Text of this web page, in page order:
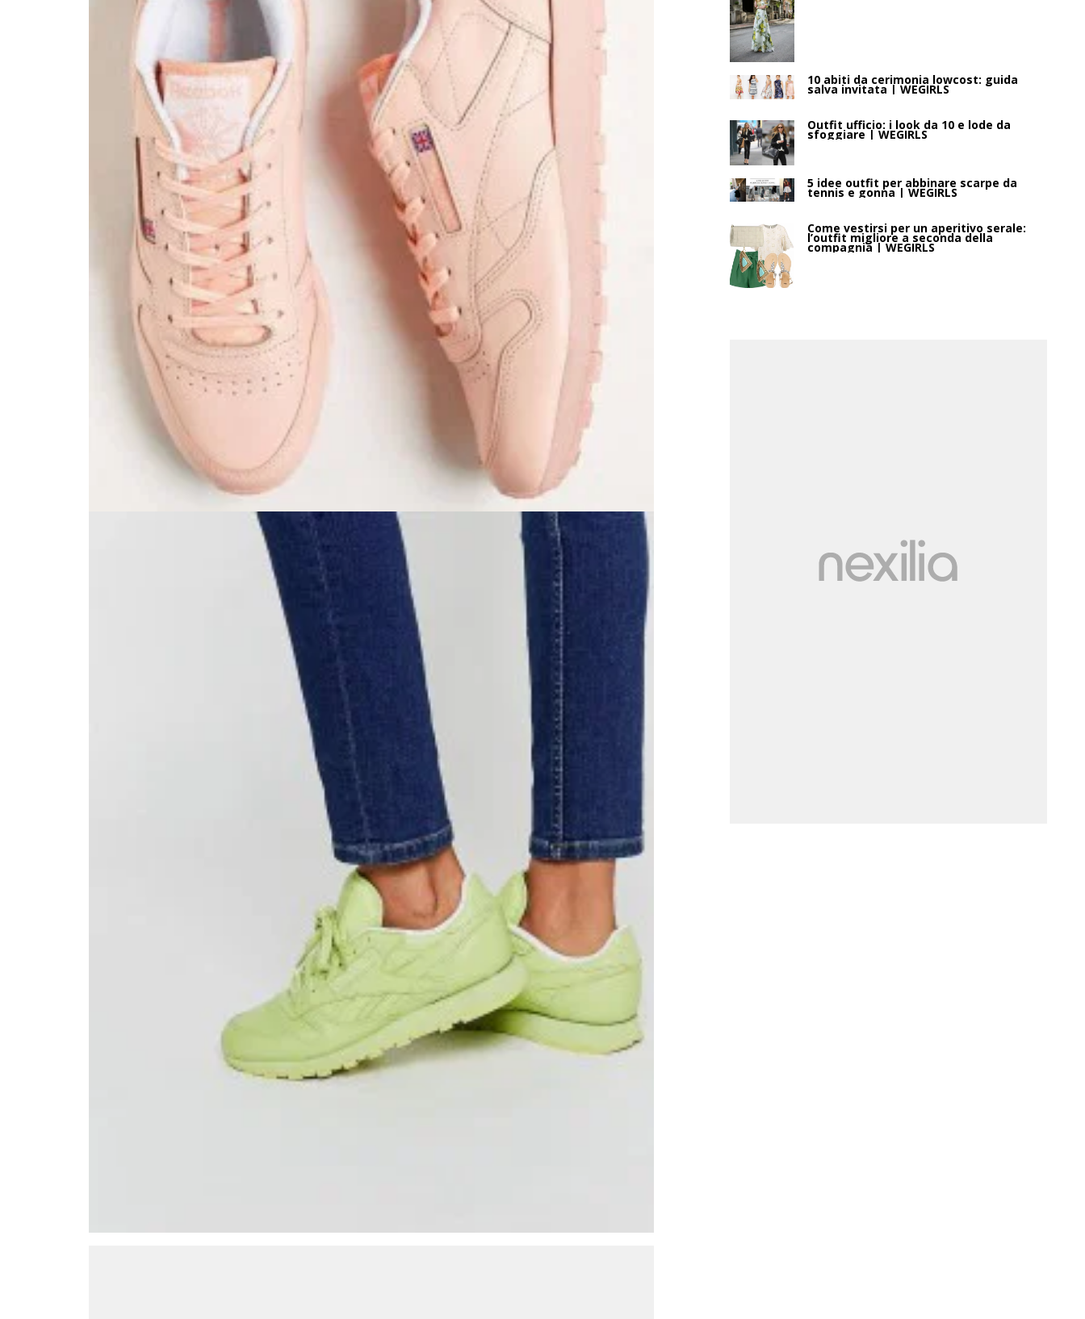
10 abiti da cerimonia lowcost: guida
salva invitata | WEGIRLS
Outfit ufficio: i look da 10 e lode da
sfoggiare | WEGIRLS
5 idee outfit per abbinare scarpe da
tennis e gonna | WEGIRLS
Come vestirsi per un aperitivo serale:
l’outfit migliore a seconda della
compagnia | WEGIRLS